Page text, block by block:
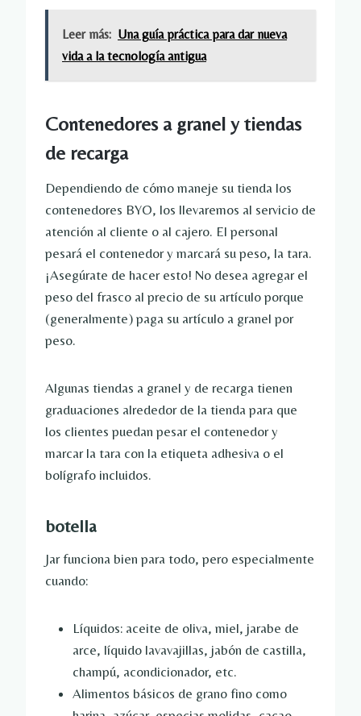
Leer más: Una guía práctica para dar nueva
vida a la tecnología antigua
Contenedores a granel y tiendas
de recarga
Dependiendo de cómo maneje su tienda los
contenedores BYO, los llevaremos al servicio de
atención al cliente o al cajero. El personal
pesará el contenedor y marcará su peso, la tara.
¡Asegúrate de hacer esto! No desea agregar el
peso del frasco al precio de su artículo porque
(generalmente) paga su artículo a granel por
peso.
Algunas tiendas a granel y de recarga tienen
graduaciones alrededor de la tienda para que
los clientes puedan pesar el contenedor y
marcar la tara con la etiqueta adhesiva o el
bolígrafo incluidos.
botella
Jar funciona bien para todo, pero especialmente
cuando:
Líquidos: aceite de oliva, miel, jarabe de
arce, líquido lavavajillas, jabón de castilla,
champú, acondicionador, etc.
Alimentos básicos de grano fino como